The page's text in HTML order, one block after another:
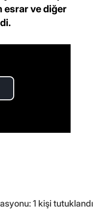
esrar ve diğer
1 kişi tutuklandı